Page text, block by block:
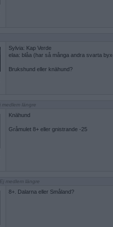
Sylvia: Kap Verde
elaa: blåa (har så många andra svarta
Brukshund eller knähund?
medlem längre
Knähund
Gråmulet 8+ eller gnistrande -25
medlem längre
8+. Dalarna eller Småland?